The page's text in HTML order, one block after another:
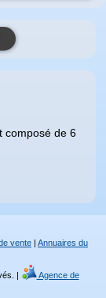
composé de 6
vente | Annuaires du
|
Agence de